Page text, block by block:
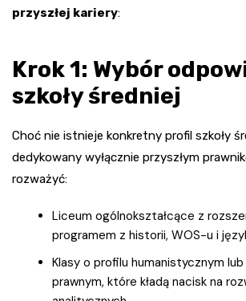
przyszłej kariery:
Krok 1: Wybór
szkoły średniej
Choć nie istnieje konkretny profil szkoły
dedykowany wyłącznie przyszłym
rozważyć:
Liceum ogólnokształcące z
programem z historii, WOS-u i
Klasy o profilu humanistycznym
prawnym, które kładą nacisk na